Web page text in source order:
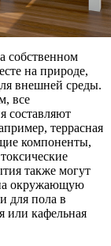
собственном
на природе,
внешней среды.
все
составляют
террасная
компоненты,
также могут
окружающую
для пола в
или кафельная